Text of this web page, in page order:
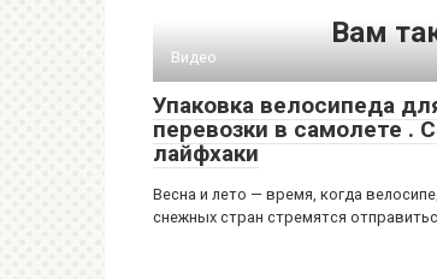
Вам
Видео
Упаковка велосипеда
перевозки в самолете .
лайфхаки
Весна и лето — время, когда
снежных стран стремятся